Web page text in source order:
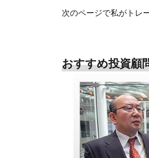
次のページで私がトレ
おすすめ投資顧